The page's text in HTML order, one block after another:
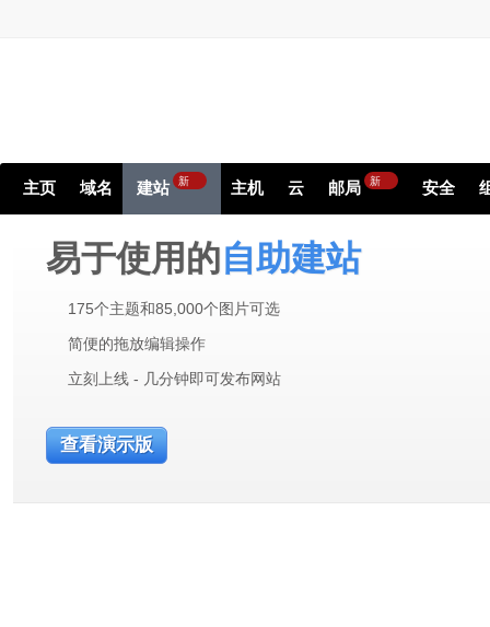
主页 域名 建站 新 主机 云 邮局 新 安全
易于使用的自助建站
175个主题和85,000个图片可选
简便的拖放编辑操作
立刻上线 - 几分钟即可发布网站
查看演示版